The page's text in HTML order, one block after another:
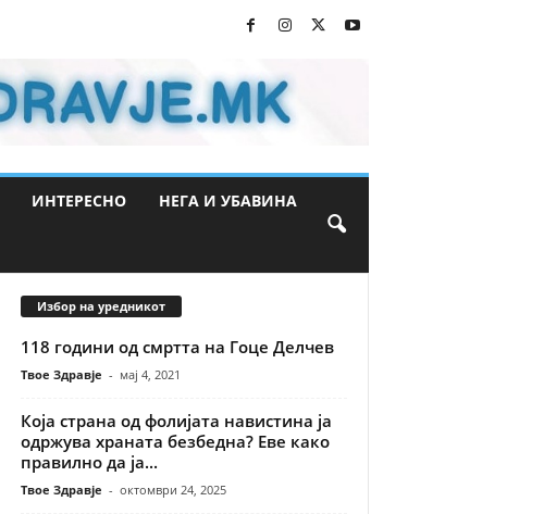
ИНТЕРЕСНО НЕГА И УБАВИНА
Избор на уредникот
118 години од смртта на Гоце Делчев
Твое Здравје - мај 4, 2021
Која страна од фолијата навистина ја
одржува храната безбедна? Еве како
правилно да ја...
Твое Здравје - октомври 24, 2025